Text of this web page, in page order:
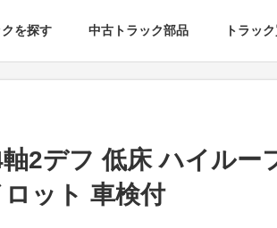
クを探す 中古トラック部品 トラッ
2デフ 低床 ハイルー
ット 車検付